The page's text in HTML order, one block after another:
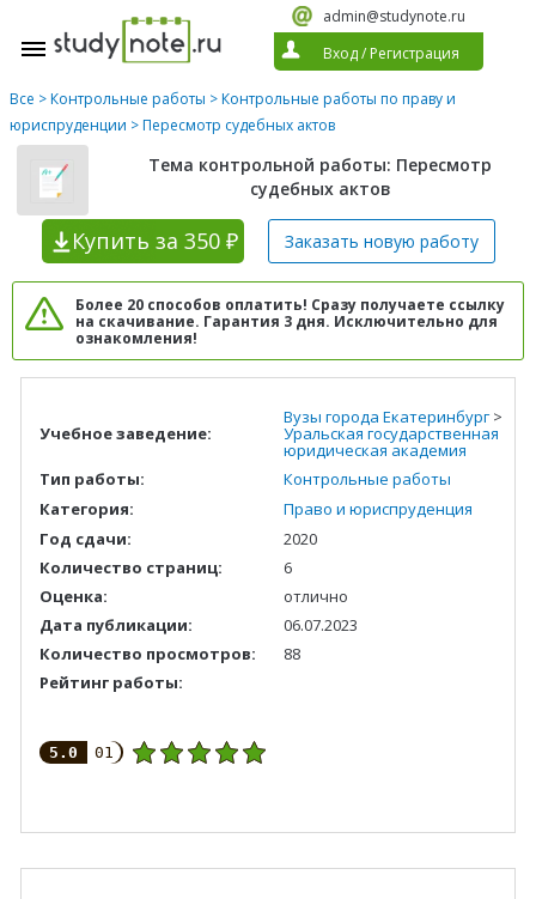
admin@studynote.ru
Вход/ Регистрация
Все >Контрольные работы >Контрольные работы по праву и
юриспруденции > Пересмотр судебных актов
Тема контрольной работы: Пересмотр
судебных актов
Купить за 350 ₽ Заказать новую работу
Более 20 способов оплатить! Сразу получаете ссылку
на скачивание. Гарантия 3 дня. Исключительно для
ознакомления!
Учебное заведение:
Вузы города Екатеринбург>
Уральская государственная
юридическая академия
Тип работы:
Контрольные работы
Категория:
Право и юриспруденция
Год сдачи:
2020
Количество страниц:
6
Оценка:
отлично
Дата публикации:
06.07.2023
Количество просмотров:
88
Рейтинг работы:
5.0 01